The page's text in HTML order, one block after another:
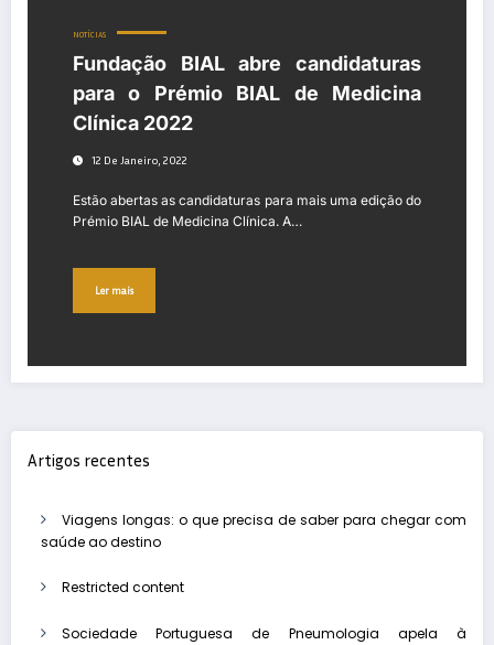
NOTÍCIAS
Fundação BIAL abre candidaturas
para o Prémio BIAL de Medicina
Clínica 2022
12 De Janeiro, 2022
Estão abertas as candidaturas para mais uma edição do
Prémio BIAL de Medicina Clínica. A…
Ler mais
Artigos recentes
Viagens longas: o que precisa de saber para chegar com
saúde ao destino
Restricted content
Sociedade Portuguesa de Pneumologia apela à